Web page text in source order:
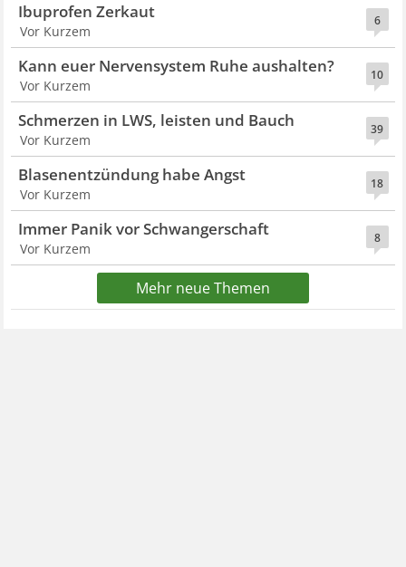
6
Ibuprofen Zerkaut
Vor Kurzem
10
Kann euer Nervensystem Ruhe aushalten?
Vor Kurzem
39
Schmerzen in LWS, leisten und Bauch
Vor Kurzem
18
Blasenentzündung habe Angst
Vor Kurzem
8
Immer Panik vor Schwangerschaft
Vor Kurzem
Mehr neue Themen